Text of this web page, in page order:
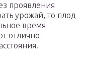
проявления
урожай, то плод
время
отлично